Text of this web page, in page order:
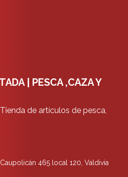
| PESCA ,CAZA Y
de artículos de pesca,
465 local 120, Valdivia